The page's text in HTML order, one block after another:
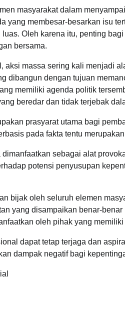
masyarakat dalam
yang membesar-besarkan isu
Oleh karena itu, penting
bersama.
aksi massa sering kali menjadi
dibangun dengan tujuan
memiliki agenda politik
beredar dan tidak terjebak
prasyarat utama bagi
pada fakta tentu
sebagai alat
potensi penyusupan
bijak oleh seluruh elemen
yang disampaikan benar-
oleh pihak yang
dapat tetap terjaga dan
dampak negatif bagi